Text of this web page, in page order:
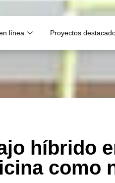
línea Proyectos
híbrido
como